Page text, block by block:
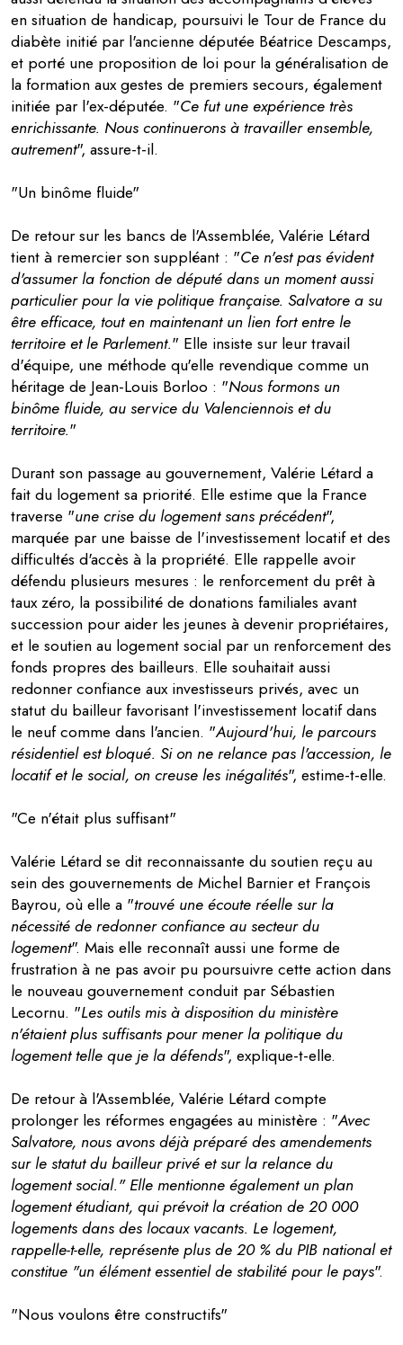
en situation de handicap, poursuivi le Tour de France du
diabète initié par l'ancienne députée Béatrice Descamps,
et porté une proposition de loi pour la généralisation de
la formation aux gestes de premiers secours, également
initiée par l'ex-députée. "Ce fut une expérience très
enrichissante. Nous continuerons à travailler ensemble,
autrement", assure-t-il.
"Un binôme fluide"
De retour sur les bancs de l'Assemblée, Valérie Létard
tient à remercier son suppléant : "Ce n'est pas évident
d'assumer la fonction de député dans un moment aussi
particulier pour la vie politique française. Salvatore a su
être efficace, tout en maintenant un lien fort entre le
territoire et le Parlement." Elle insiste sur leur travail
d'équipe, une méthode qu'elle revendique comme un
héritage de Jean-Louis Borloo : "Nous formons un
binôme fluide, au service du Valenciennois et du
territoire."
Durant son passage au gouvernement, Valérie Létard a
fait du logement sa priorité. Elle estime que la France
traverse "une crise du logement sans précédent",
marquée par une baisse de l'investissement locatif et des
difficultés d'accès à la propriété. Elle rappelle avoir
défendu plusieurs mesures : le renforcement du prêt à
taux zéro, la possibilité de donations familiales avant
succession pour aider les jeunes à devenir propriétaires,
et le soutien au logement social par un renforcement des
fonds propres des bailleurs. Elle souhaitait aussi
redonner confiance aux investisseurs privés, avec un
statut du bailleur favorisant l'investissement locatif dans
le neuf comme dans l'ancien. "Aujourd'hui, le parcours
résidentiel est bloqué. Si on ne relance pas l'accession, le
locatif et le social, on creuse les inégalités", estime-t-elle.
"Ce n'était plus suffisant"
Valérie Létard se dit reconnaissante du soutien reçu au
sein des gouvernements de Michel Barnier et François
Bayrou, où elle a "trouvé une écoute réelle sur la
nécessité de redonner confiance au secteur du
logement". Mais elle reconnaît aussi une forme de
frustration à ne pas avoir pu poursuivre cette action dans
le nouveau gouvernement conduit par Sébastien
Lecornu. "Les outils mis à disposition du ministère
n'étaient plus suffisants pour mener la politique du
logement telle que je la défends", explique-t-elle.
De retour à l'Assemblée, Valérie Létard compte
prolonger les réformes engagées au ministère : "Avec
Salvatore, nous avons déjà préparé des amendements
sur le statut du bailleur privé et sur la relance du
logement social." Elle mentionne également un plan
logement étudiant, qui prévoit la création de 20 000
logements dans des locaux vacants. Le logement,
rappelle-t-elle, représente plus de 20 % du PIB national et
constitue "un élément essentiel de stabilité pour le pays".
"Nous voulons être constructifs"